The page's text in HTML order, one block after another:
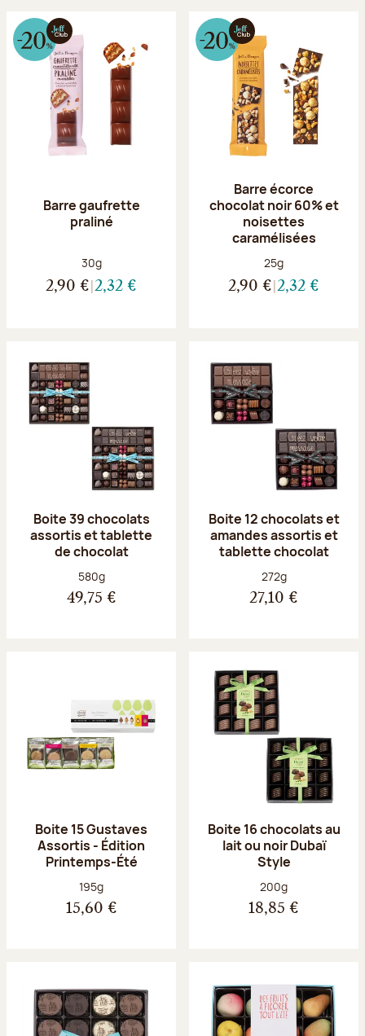
Barre gaufrette
praliné
Poids net :
30g
2,90 € 2,32 €
Barre écorce
chocolat noir 60% et
noisettes
caramélisées
Poids net :
25g
2,90 € 2,32 €
Boite 39 chocolats
assortis et tablette
de chocolat
Poids net :
580g
49,75 €
Boite 12 chocolats et
amandes assortis et
tablette chocolat
Poids net :
272g
27,10 €
Boite 15 Gustaves
Assortis - Édition
Printemps-Été
Poids net :
195g
15,60 €
Boite 16 chocolats au
lait ou noir Dubaï
Style
Poids net :
200g
18,85 €